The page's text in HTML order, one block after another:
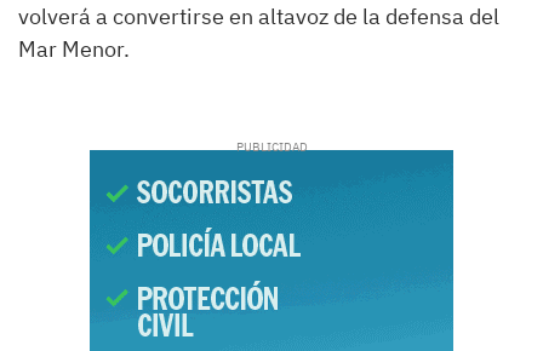
volverá a convertirse en altavoz de la defensa del
Mar Menor.